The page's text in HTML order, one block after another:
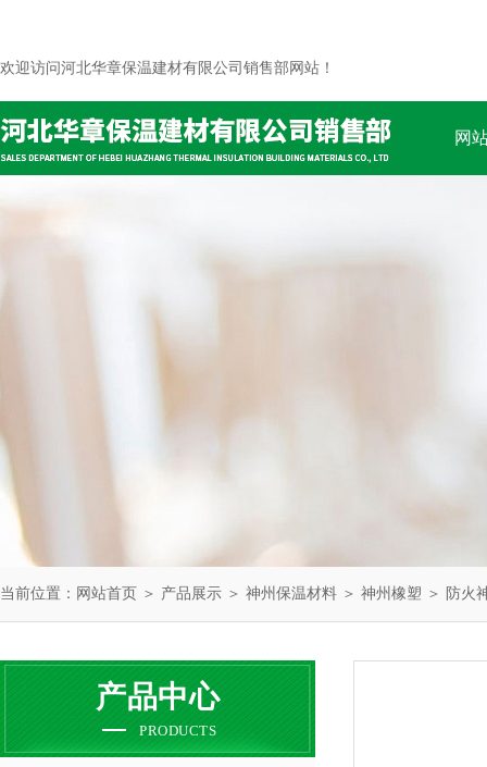
欢迎访问河北华章保温建材有限公司销售部网站！
网
当前位置： 网站首页 ＞ 产品展示 ＞ 神州保温材料 ＞ 神州橡塑 ＞ 防火
产品中心
PRODUCTS